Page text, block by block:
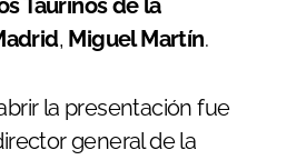
Taurinos de la
, Miguel Martín.
la presentación fue
general de la